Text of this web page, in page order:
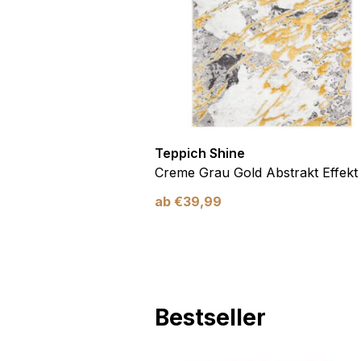
Teppich Shine
Creme Grau Gold Abstrakt Effekt
ab €39,99
Bestseller
Marketing
Marketing-Cookies
anzuzeigen, die für den
Werbetreibende Dritter
Andere nicht